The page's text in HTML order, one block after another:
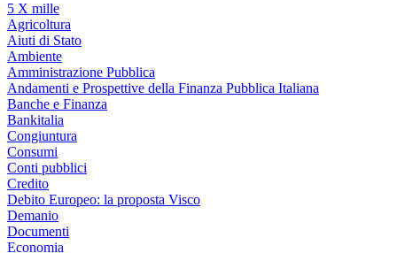
5 X mille
Agricoltura
Aiuti di Stato
Ambiente
Amministrazione Pubblica
Andamenti e Prospettive della Finanza Pubblica Italiana
Banche e Finanza
Bankitalia
Congiuntura
Consumi
Conti pubblici
Credito
Debito Europeo: la proposta Visco
Demanio
Documenti
Economia